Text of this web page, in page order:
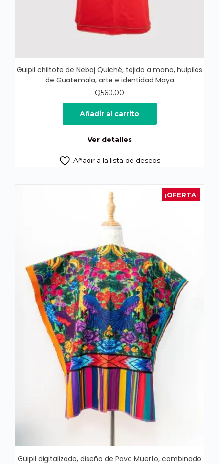
Güipil chiltote de Nebaj Quiché, tejido a mano, huipiles
de Guatemala, arte e identidad Maya
Q560.00
Añadir al carrito
Ver detalles
Añadir a la lista de deseos
¡OFERTA!
Güipil digitalizado, diseño de Pavo Muerto, combinado